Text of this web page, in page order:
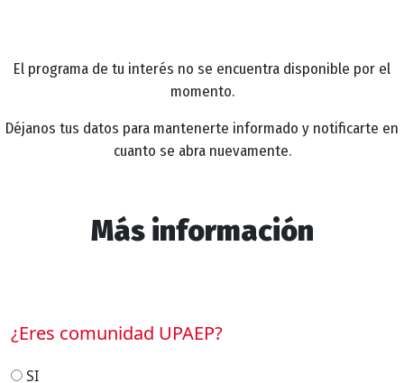
El programa de tu interés no se encuentra disponible por el
momento.
Déjanos tus datos para mantenerte informado y notificarte en
cuanto se abra nuevamente.
Más información
¿Eres comunidad UPAEP?
SI